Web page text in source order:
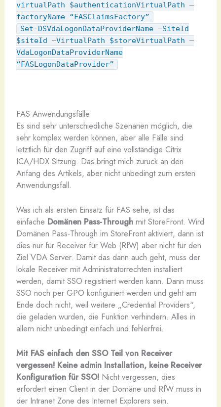
virtualPath $authenticationVirtualPath –
factoryName “FASClaimsFactory”
Set-DSVdaLogonDataProviderName –SiteId
$siteId –VirtualPath $storeVirtualPath –
VdaLogonDataProviderName
“FASLogonDataProvider”
FAS Anwendungsfälle
Es sind sehr unterschiedliche Szenarien möglich, die
sehr komplex werden können, aber alle Fälle sind
letztlich für den Zugriff auf eine vollständige Citrix
ICA/HDX Sitzung. Das bringt mich zurück an den
Anfang des Artikels, aber nicht unbedingt zum ersten
Anwendungsfall.
Was ich als ersten Einsatz für FAS sehe, ist das
einfache Domänen Pass-Throughmit StoreFront. Wird
Domänen Pass-Through im StoreFront aktiviert, dann ist
dies nur für Receiver für Web (RfW) aber nicht für den
Ziel VDA Server. Damit das dann auch geht, muss der
lokale Receiver mit Administratorrechten installiert
werden, damit SSO registriert werden kann. Dann muss
SSO noch per GPO konfiguriert werden und geht am
Ende doch nicht, weil weitere „Credential Providers“,
die geladen wurden, die Funktion verhindern. Alles in
allem nicht unbedingt einfach und fehlerfrei.
Mit FAS einfach den SSO Teil von Receiver
vergessen! Keine admin Installation, keine Receiver
Konfiguration für SSO!Nicht vergessen, dies
erfordert einen Client in der Domäne und RfW muss in
der Intranet Zone des Internet Explorers sein.